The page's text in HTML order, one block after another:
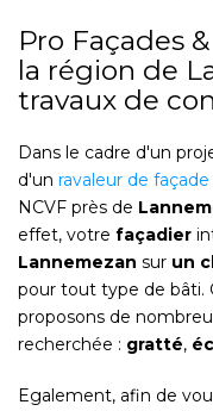
Pro Façades
la région de
travaux de
Dans le cadre d'un
d'un ravaleur de façade
NCVF près de
effet, votre façadier
Lannemezan sur un
pour tout type de bâti.
proposons de
recherchée : gratté,
Egalement, afin de